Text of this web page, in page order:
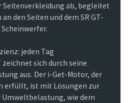
Seitenverkleidung ab, begleitet
den Seiten und dem SR GT-
jeden Tag
zeichnet sich durch seine
aus. Der i-Get-Motor, der
erfüllt, ist mit Lösungen zur
wie dem